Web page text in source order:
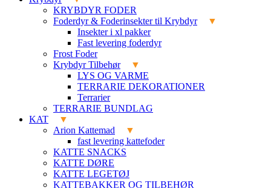
KRYBDYR FODER
Foderdyr & Foderinsekter til Krybdyr
Insekter i xl pakker
Fast levering foderdyr
Frost Foder
Krybdyr Tilbehør
LYS OG VARME
TERRARIE DEKORATIONER
Terrarier
TERRARIE BUNDLAG
KAT
Arion Kattemad
fast levering kattefoder
KATTE SNACKS
KATTE DØRE
KATTE LEGETØJ
KATTEBAKKER OG TILBEHØR